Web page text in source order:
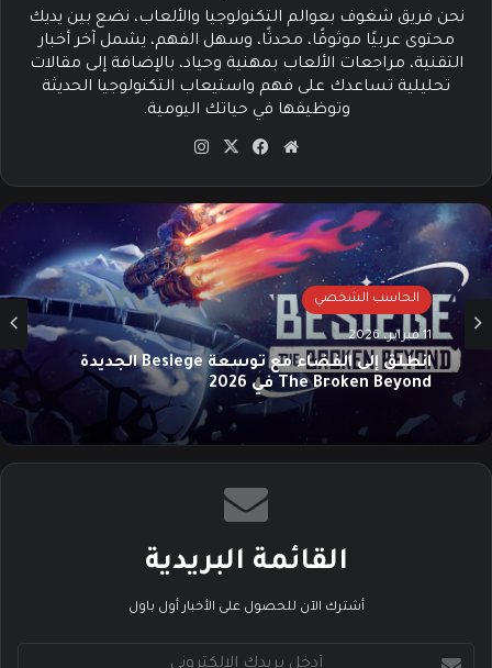
نحن فريق شغوف بعوالم التكنولوجيا والألعاب، نضع بين يديك
محتوى عربيًا موثوقًا، محدثًا، وسهل الفهم، يشمل آخر أخبار
التقنية، مراجعات الألعاب بمهنية وحياد، بالإضافة إلى مقالات
تحليلية تساعدك على فهم واستيعاب التكنولوجيا الحديثة
وتوظيفها في حياتك اليومية.
موق
الوي
ب
في
وك
‫X
م
الحاسب الشخصي
11 فبراير، 2026
انطلق إلى الفضاء مع توسعة Besiege الجديدة
The Broken Beyond في 2026
القائمة البريدية
أشترك الآن للحصول على الأخبار أول باول